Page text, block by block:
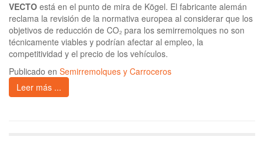
VECTO está en el punto de mira de Kögel. El fabricante alemán
reclama la revisión de la normativa europea al considerar que los
objetivos de reducción de CO₂ para los semirremolques no son
técnicamente viables y podrían afectar al empleo, la
competitividad y el precio de los vehículos.
Publicado en Semirremolques y Carroceros
Leer más ...